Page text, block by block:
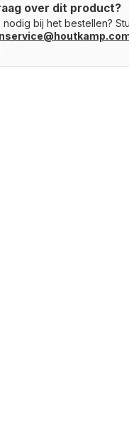
over dit product?
nodig bij het bestellen?